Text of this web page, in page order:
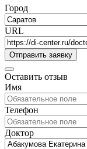
Город
URL
Оставить отзыв
Имя
Телефон
Доктор